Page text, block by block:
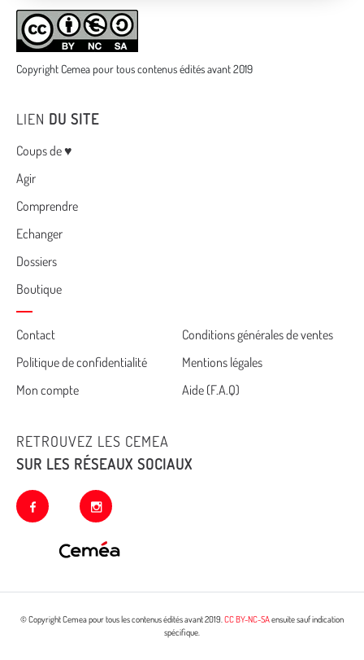
Copyright Cemea pour tous contenus édités avant 2019
LIEN DU SITE
Menu
Coups de ♥
Agir
Comprendre
Echanger
Dossiers
Boutique
Cemea
footer
Contact
Conditions générales de ventes
Politique de confidentialité
Mentions légales
Mon compte
Aide (F.A.Q)
RETROUVEZ LES CEMEA
SUR LES RÉSEAUX SOCIAUX
facebook instagram
© Copyright Cemea pour tous les contenus édités avant 2019.CC BY-NC-SAensuite sauf indication
spécifique.